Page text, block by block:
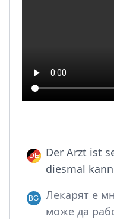
Der Arzt ist
diesmal
Лекарят е
може да